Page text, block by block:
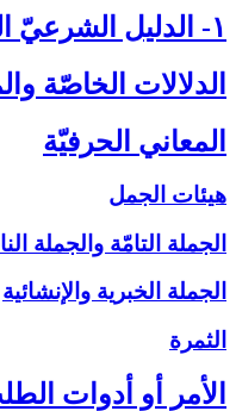
۱- الدليل الشرعيّ اللفظي‏
الدلالات الخاصّة
المعاني الحرفيّة
هيئات الجمل
الجملة التامّة والجملة
الجملة الخبرية والإنشائية
الثمرة
الأمر أو أدوات